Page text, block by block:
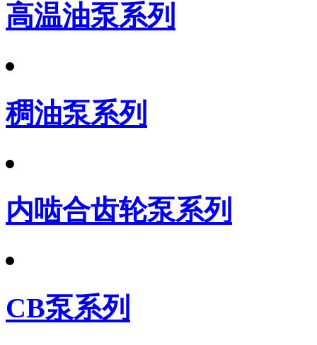
高温油泵系列
稠油泵系列
内啮合齿轮泵系列
CB泵系列